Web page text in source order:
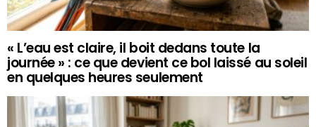
« L’eau est claire, il boit dedans toute la
journée » : ce que devient ce bol laissé au soleil
en quelques heures seulement